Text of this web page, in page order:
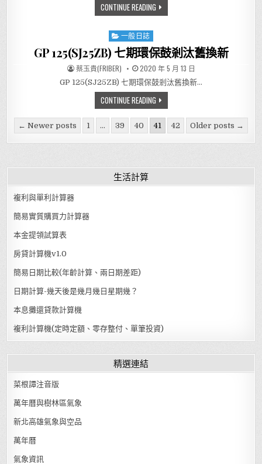
CONTINUE READING廳梯天花板施工-已竣工
Posted in
一般日誌
GP 125(SJ25ZB) 七期環保鼓剎汰舊換新
AUTHOR:
蔡玉貴(FRIBER) PUBLISHED DATE:
2020 年 5 月 13 日
GP 125(SJ25ZB) 七期環保鼓剎汰舊換新…
CONTINUE READINGGP 125(SJ25ZB) 七期環保鼓剎
Posts pagination
← Newer posts 1 ... 39 40 41 42 Older posts →
生活計算
複利與單利計算器
簡易實質購買力計算器
本金提領試算表
房貸計算機v1.0
簡易日期比較(年齡計算、兩日期差距)
日期計算-幾天後是幾月幾日星期幾？
本息攤還貸款計算機
複利計算機(定時定額、零存整付、單筆投資)
精選連結
菜根譚注音版
萬年曆與樹林區氣象
新北高雄氣象與空品
萬年曆
氣象資訊